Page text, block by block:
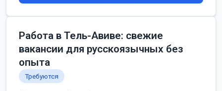
Работа в Тель-Авиве: свежие
вакансии для русскоязычных без
опыта
Требуются